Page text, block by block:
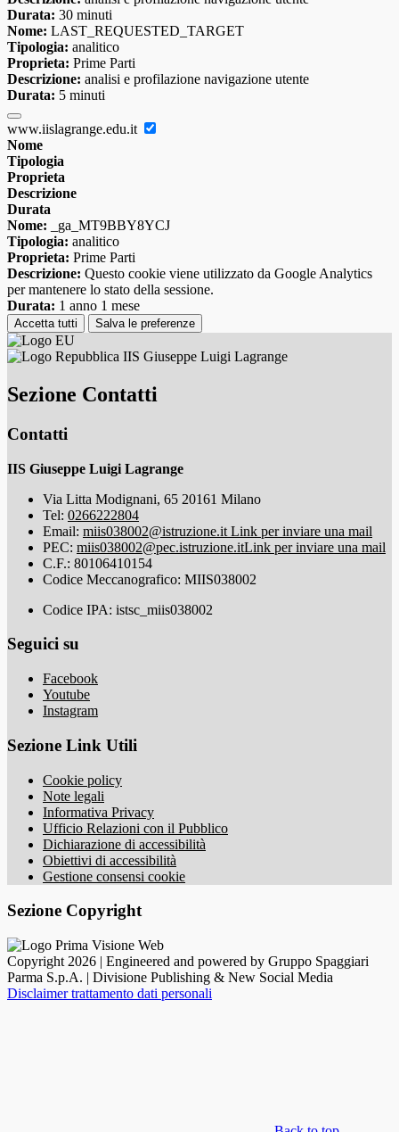
Durata: 30 minuti
Nome: LAST_REQUESTED_TARGET
Tipologia: analitico
Proprieta: Prime Parti
Descrizione: analisi e profilazione navigazione utente
Durata: 5 minuti
www.iislagrange.edu.it
Nome
Tipologia
Proprieta
Descrizione
Durata
Nome: _ga_MT9BBY8YCJ
Tipologia: analitico
Proprieta: Prime Parti
Descrizione: Questo cookie viene utilizzato da Google Analytics
per mantenere lo stato della sessione.
Durata: 1 anno 1 mese
Accetta tutti Salva le preferenze
IIS Giuseppe Luigi Lagrange
Sezione Contatti
Contatti
IIS Giuseppe Luigi Lagrange
Via Litta Modignani, 65 20161 Milano
Tel: 0266222804
Email: miis038002@istruzione.it Link per inviare una mail
PEC: miis038002@pec.istruzione.itLink per inviare una mail
C.F.: 80106410154
Codice Meccanografico: MIIS038002
Codice IPA: istsc_miis038002
Seguici su
Facebook
Youtube
Instagram
Sezione Link Utili
Cookie policy
Note legali
Informativa Privacy
Ufficio Relazioni con il Pubblico
Dichiarazione di accessibilità
Obiettivi di accessibilità
Gestione consensi cookie
Sezione Copyright
Copyright 2026 | Engineered and powered by Gruppo Spaggiari
Parma S.p.A. | Divisione Publishing & New Social Media
Disclaimer trattamento dati personali